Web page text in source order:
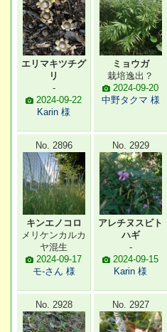
エリマキツチグ
リ
-
2024-09-22
Karin 様
ミョウガ
栽培逸出？
2024-09-20
中野タクマ 様
No. 2896
キンエノコロ
メリケンカルカ
ヤ混生
2024-09-17
モ-さん 様
No. 2929
アレチヌスビト
ハギ
-
2024-09-15
Karin 様
No. 2928 No. 2927